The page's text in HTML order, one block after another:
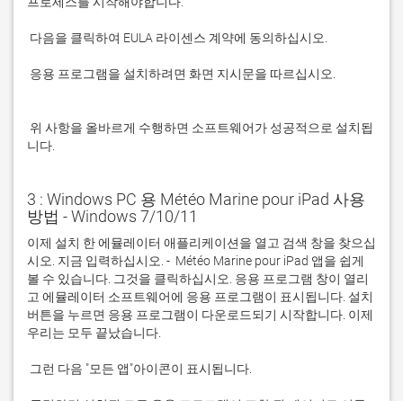
니다.
3 : Windows PC 용 Météo Marine pour iPad 사용
방법 - Windows 7/10/11
이제 설치 한 에뮬레이터 애플리케이션을 열고 검색 창을 찾으십
시오. 지금 입력하십시오. -  Météo Marine pour iPad 앱을 쉽게
볼 수 있습니다. 그것을 클릭하십시오. 응용 프로그램 창이 열리
고 에뮬레이터 소프트웨어에 응용 프로그램이 표시됩니다. 설치
버튼을 누르면 응용 프로그램이 다운로드되기 시작합니다. 이제